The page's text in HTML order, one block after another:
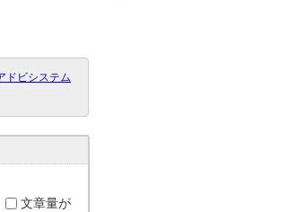
ドビシステム
文章量が